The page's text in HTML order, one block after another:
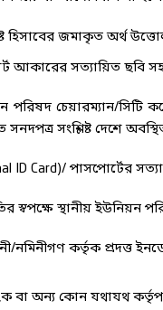
হিসাবের জমাকৃত অর্থ
আকারের সত্যায়িত ছবি
পরিষদ চেয়ারম্যান/
সনদপত্র সংশ্লিষ্ট দেশে
ID Card)/ পাসপোর্টের
স্বপক্ষে স্থানীয় ইউনিয়ন
নমিনীগণ কর্তৃক প্রদত্ত
বা অন্য কোন যথাযথ